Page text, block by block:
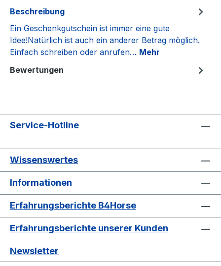
Beschreibung
Ein Geschenkgutschein ist immer eine gute
Idee!Natürlich ist auch ein anderer Betrag möglich.
Einfach schreiben oder anrufen… Mehr
Bewertungen
Service-Hotline
Wissenswertes
Informationen
Erfahrungsberichte B4Horse
Erfahrungsberichte unserer Kunden
Newsletter